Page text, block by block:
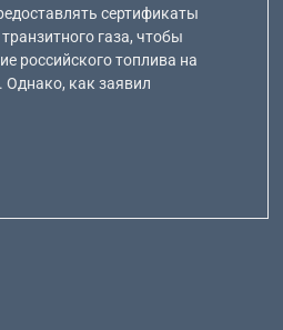
сертификаты
газа, чтобы
российского топлива на
Однако, как заявил